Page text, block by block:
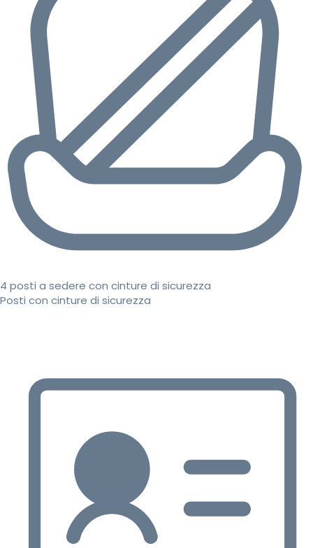
4 posti a sedere con cinture di sicurezza
Posti con cinture di sicurezza